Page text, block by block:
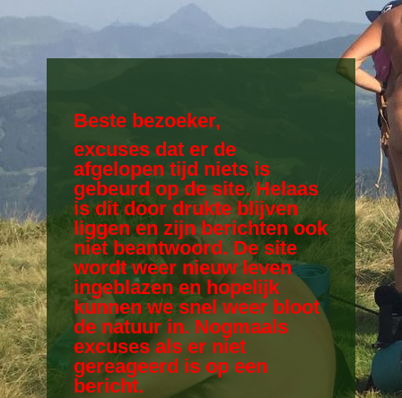
Beste bezoeker,
excuses dat er de
afgelopen tijd niets is
gebeurd op de site. Helaas
is dit door drukte blijven
liggen en zijn berichten ook
niet beantwoord. De site
wordt weer nieuw leven
ingeblazen en hopelijk
kunnen we snel weer bloot
de natuur in. Nogmaals
excuses als er niet
gereageerd is op een
bericht.